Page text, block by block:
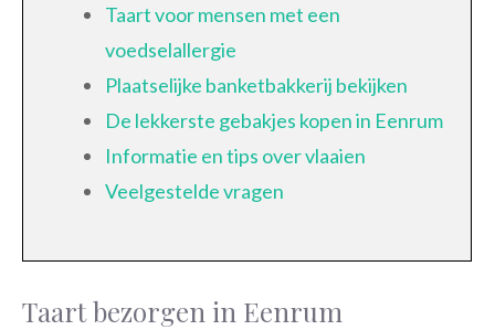
Taart voor mensen met een
voedselallergie
Plaatselijke banketbakkerij bekijken
De lekkerste gebakjes kopen in Eenrum
Informatie en tips over vlaaien
Veelgestelde vragen
Taart bezorgen in Eenrum